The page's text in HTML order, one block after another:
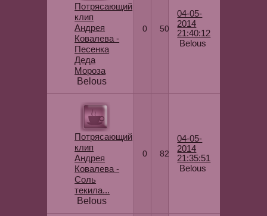
Потрясающий
клип
Андрея
Ковалева -
Песенка
Деда
Мороза
Belous
0 50
04-05-
2014
21:40:12
Belous
Потрясающий
клип
Андрея
Ковалева -
Соль
текила...
Belous
0 82
04-05-
2014
21:35:51
Belous